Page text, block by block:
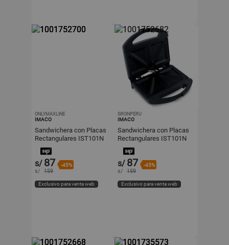
ONLYMAXLINE
IMACO
Sandwichera con Placas
Rectangulares IST101N
Negro 750W
s/ 87 -45%
s/ 159
Exclusivo para venta web
GRONPERU
IMACO
Sandwichera con Placas
Rectangulares IST101N
Negro 750W
s/ 87 -45%
s/ 159
Exclusivo para venta web